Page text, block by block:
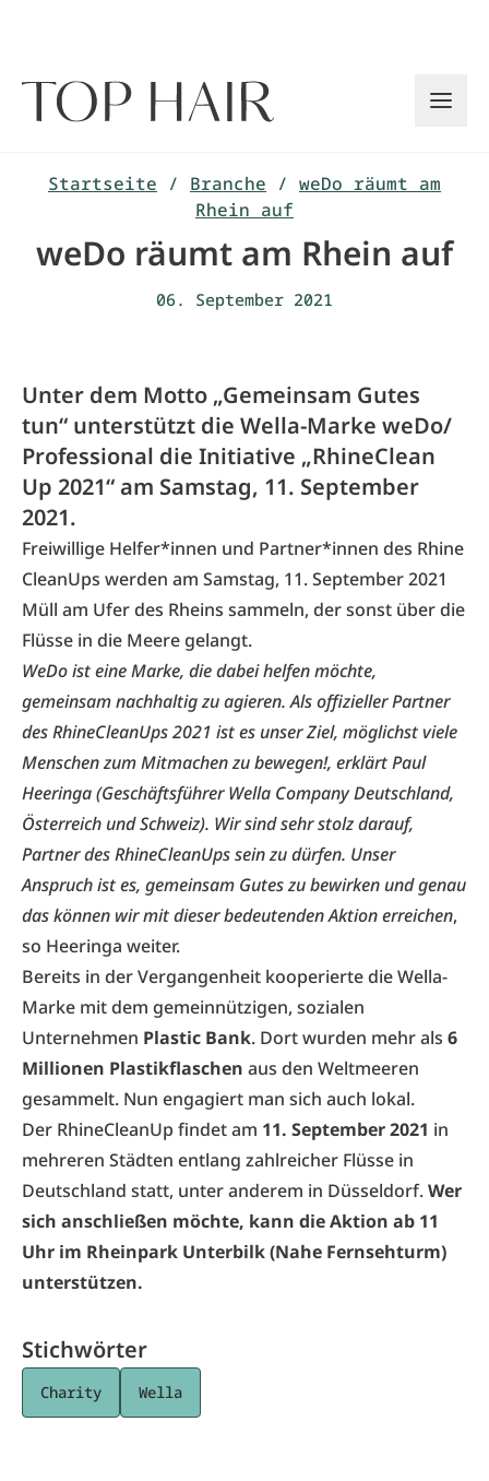
Startseite / Branche / weDo räumt am
Rhein auf
weDo räumt am Rhein auf
06. September 2021
Unter dem Motto „Gemeinsam Gutes
tun“ unterstützt die Wella-Marke weDo/
Professional die Initiative „RhineClean
Up 2021“ am Samstag, 11. September
2021.
Freiwillige Helfer*innen und Partner*innen des Rhine
CleanUps werden am Samstag, 11. September 2021
Müll am Ufer des Rheins sammeln, der sonst über die
Flüsse in die Meere gelangt.
WeDo ist eine Marke, die dabei helfen möchte,
gemeinsam nachhaltig zu agieren. Als offizieller Partner
des RhineCleanUps 2021 ist es unser Ziel, möglichst viele
Menschen zum Mitmachen zu bewegen!, erklärt Paul
Heeringa (Geschäftsführer Wella Company Deutschland,
Österreich und Schweiz). Wir sind sehr stolz darauf,
Partner des RhineCleanUps sein zu dürfen. Unser
Anspruch ist es, gemeinsam Gutes zu bewirken und genau
das können wir mit dieser bedeutenden Aktion erreichen,
so Heeringa weiter.
Bereits in der Vergangenheit kooperierte die Wella-
Marke mit dem gemeinnützigen, sozialen
Unternehmen Plastic Bank. Dort wurden mehr als 6
Millionen Plastikflaschen aus den Weltmeeren
gesammelt. Nun engagiert man sich auch lokal.
Der RhineCleanUp findet am 11. September 2021 in
mehreren Städten entlang zahlreicher Flüsse in
Deutschland statt, unter anderem in Düsseldorf.Wer
sich anschließen möchte, kann die Aktion ab 11
Uhr im Rheinpark Unterbilk (Nahe Fernsehturm)
unterstützen.
Stichwörter
Charity Wella